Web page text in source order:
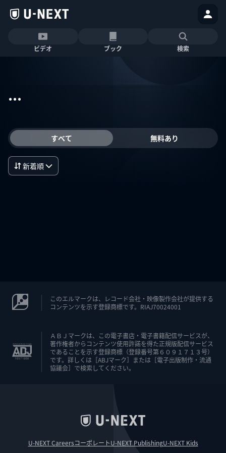
ビデオ ブック 検索
...
すべて 無料あり
新着順
このエルマークは、レコード会社・映像製作会社が提供する
コンテンツを示す登録商標です。RIAJ70024001
ＡＢＪマークは、この電子書店・電子書籍配信サービスが、
著作権者からコンテンツ使用許諾を得た正規版配信サービス
であることを示す登録商標（登録番号第６０９１７１３号）
です。詳しくは［ABJマーク］または［電子出版制作・流通
協議会］で検索してください。
U-NEXT CareersコーポレートU-NEXT PublishingU-NEXT Kids